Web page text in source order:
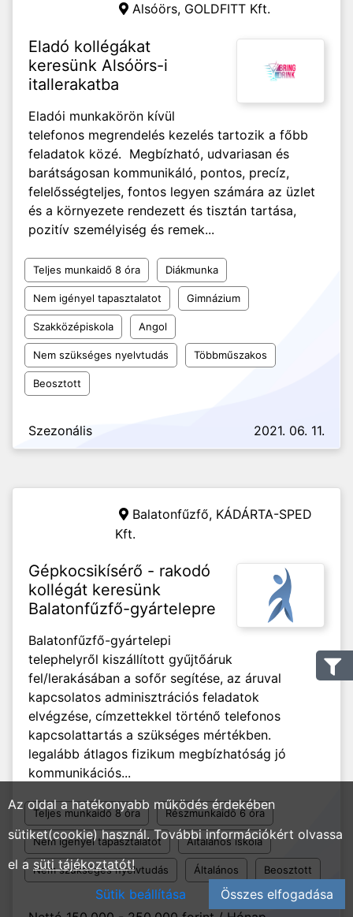
Alsóörs, GOLDFITT Kft.
Eladó kollégákat
keresünk Alsóörs-i
itallerakatba
Eladói munkakörön kívül
telefonos megrendelés kezelés tartozik a főbb
feladatok közé. Megbízható, udvariasan és
barátságosan kommunikáló, pontos, precíz,
felelősségteljes, fontos legyen számára az üzlet
és a környezete rendezett és tisztán tartása,
pozitív személyiség és remek...
Teljes munkaidő 8 óra Diákmunka
Nem igényel tapasztalatot Gimnázium
Szakközépiskola Angol
Nem szükséges nyelvtudás Többműszakos
Beosztott
Szezonális 2021. 06. 11.
Balatonfűzfő, KÁDÁRTA-SPED
Kft.
Gépkocsikísérő - rakodó
kollégát keresünk
Balatonfűzfő-gyártelepre
Balatonfűzfő-gyártelepi
telephelyről kiszállított gyűjtőáruk
fel/lerakásában a sofőr segítése, az áruval
kapcsolatos adminisztrációs feladatok
elvégzése, címzettekkel történő telefonos
kapcsolattartás a szükséges mértékben.
legalább átlagos fizikum megbízhatóság jó
kommunikációs...
Teljes munkaidő 8 óra Részmunkaidő 6 óra
Nem igényel tapasztalatot Általános iskola
Nem szükséges nyelvtudás Általános Beosztott
Az oldal a hatékonyabb működés érdekében
sütiket(cookie) használ. További információkért olvassa
el a süti tájékoztatót!
Sütik beállítása
Összes elfogadása